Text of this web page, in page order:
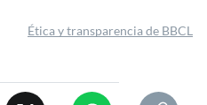
Ética y transparencia de BBCL